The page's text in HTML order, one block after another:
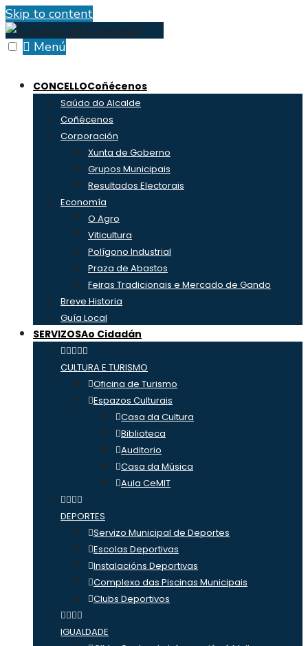
Skip to content
Menú
CONCELLOCoñécenos
Saúdo do Alcalde
Coñécenos
Corporación
Xunta de Goberno
Grupos Municipais
Resultados Electorais
Economía
O Agro
Viticultura
Polígono Industrial
Praza de Abastos
Feiras Tradicionais e Mercado de Gando
Breve Historia
Guía Local
SERVIZOSAo Cidadán
CULTURA E TURISMO
Oficina de Turismo
Espazos Culturais
Casa da Cultura
Biblioteca
Auditorio
Casa da Música
Aula CeMIT
DEPORTES
Servizo Municipal de Deportes
Escolas Deportivas
Instalacións Deportivas
Complexo das Piscinas Municipais
Clubs Deportivos
IGUALDADE